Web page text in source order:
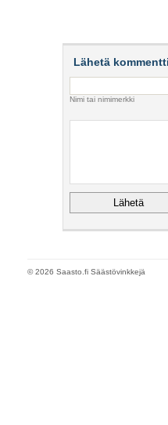
Lähetä
Nimi tai nimimerkki
© 2026 Saasto.fi Säästövinkkejä